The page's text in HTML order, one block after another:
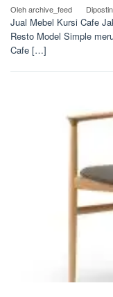
Oleharchive_feed
Jual Mebel Kursi Cafe
Resto Model Simple
Cafe […]